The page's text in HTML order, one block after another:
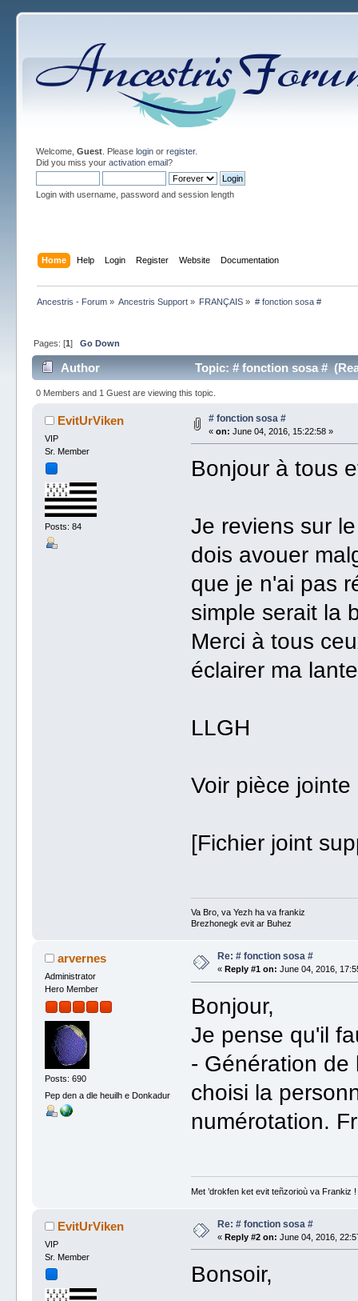
Welcome, Guest. Please loginor register.
Did you miss your activation email?
Login with username, password and session length
Home Help Login Register Website Documentation
Ancestris - Forum» Ancestris Support » FRANÇAIS » # fonction sosa #
Pages: [1] Go Down
Author Topic: # fonction sosa #
0 Members and 1 Guest are viewing this topic.
EvitUrViken
VIP
Sr. Member
Posts: 84
# fonction sosa #
« on: June 04, 2016, 15:22:58 »
Bonjour à tous
Je reviens sur
dois avouer
que je n'ai pas
simple serait la
Merci à tous
éclairer ma
LLGH
Voir pièce jointe
[Fichier joint
Va Bro, va Yezh ha va frankiz
Brezhonegk evit ar Buhez
arvernes
Administrator
Hero Member
Posts: 690
Pep den a dle heuilh e Donkadur
Re: # fonction sosa #
« Reply #1 on: June 04, 2016,
Bonjour,
Je pense qu'il
- Génération de
choisi la
numérotation.
Met ’drokfen ket evit teñzorioù va Frankiz !
EvitUrViken
VIP
Sr. Member
Re: # fonction sosa #
« Reply #2 on: June 04, 2016,
Bonsoir,